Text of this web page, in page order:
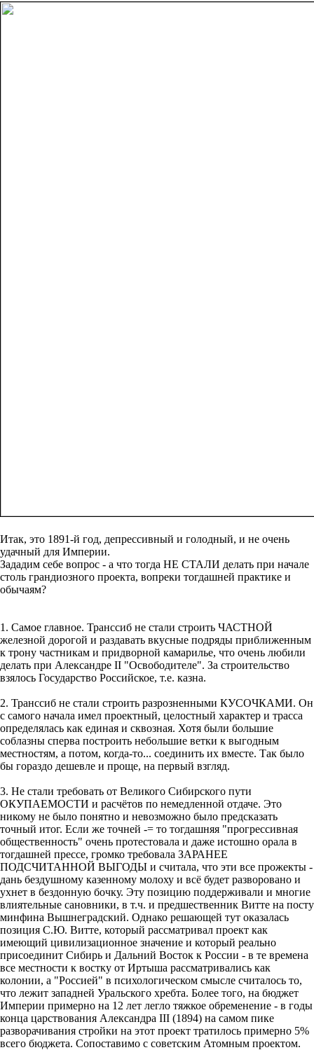
Итак, это 1891-й год, депрессивный и голодный, и не очень
удачный для Империи.
Зададим себе вопрос - а что тогда НЕ СТАЛИ делать при начале
столь грандиозного проекта, вопреки тогдашней практике и
обычаям?
1. Самое главное. Транссиб не стали строить ЧАСТНОЙ
железной дорогой и раздавать вкусные подряды приближенным
к трону частникам и придворной камарилье, что очень любили
делать при Александре II "Освободителе". За строительство
взялось Государство Российское, т.е. казна.
2. Транссиб не стали строить разрозненными КУСОЧКАМИ. Он
с самого начала имел проектный, целостный характер и трасса
определялась как единая и сквозная. Хотя были большие
соблазны сперва построить небольшие ветки к выгодным
местностям, а потом, когда-то... соединить их вместе. Так было
бы гораздо дешевле и проще, на первый взгляд.
3. Не стали требовать от Великого Сибирского пути
ОКУПАЕМОСТИ и расчётов по немедленной отдаче. Это
никому не было понятно и невозможно было предсказать
точный итог. Если же точней -= то тогдашняя "прогрессивная
общественность" очень протестовала и даже истошно орала в
тогдашней прессе, громко требовала ЗАРАНЕЕ
ПОДСЧИТАННОЙ ВЫГОДЫ и считала, что эти все прожекты -
дань бездушному казенному молоху и всё будет разворовано и
ухнет в бездонную бочку. Эту позицию поддерживали и многие
влиятельные сановники, в т.ч. и предшественник Витте на посту
минфина Вышнеградский. Однако решающей тут оказалась
позиция С.Ю. Витте, который рассматривал проект как
имеющий цивилизационное значение и который реально
присоединит Сибирь и Дальний Восток к России - в те времена
все местности к востку от Иртыша рассматривались как
колонии, а "Россией" в психологическом смысле считалось то,
что лежит западней Уральского хребта. Более того, на бюджет
Империи примерно на 12 лет легло тяжкое обременение - в годы
конца царствования Александра III (1894) на самом пике
разворачивания стройки на этот проект тратилось примерно 5%
всего бюджета. Сопоставимо с советским Атомным проектом.